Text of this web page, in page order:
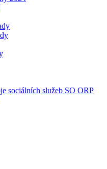
sociálních služeb SO ORP